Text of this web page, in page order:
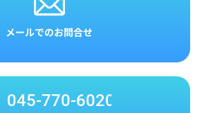
メールでのお問合せ
045-770-6020